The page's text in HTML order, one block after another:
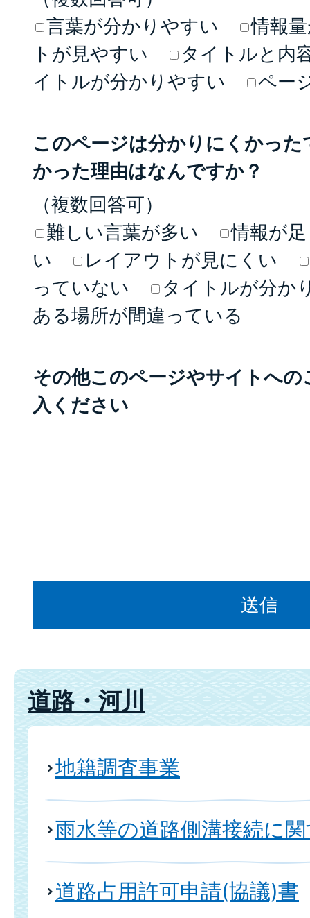
言葉が分かりやすい
情報
トが見やすい
タイトルと内
イトルが分かりやすい
ペー
このページは分かりにくかっ
かった理由はなんですか？
（複数回答可）
難しい言葉が多い
情報が
い
レイアウトが見にくい
っていない
タイトルが分か
ある場所が間違っている
その他このページやサイトへ
入ください
道路・河川
地籍調査事業
雨水等の道路側溝接続に
道路占用許可申請(協議)書